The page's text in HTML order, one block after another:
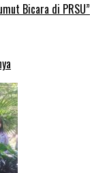
Bicara di PRSU”